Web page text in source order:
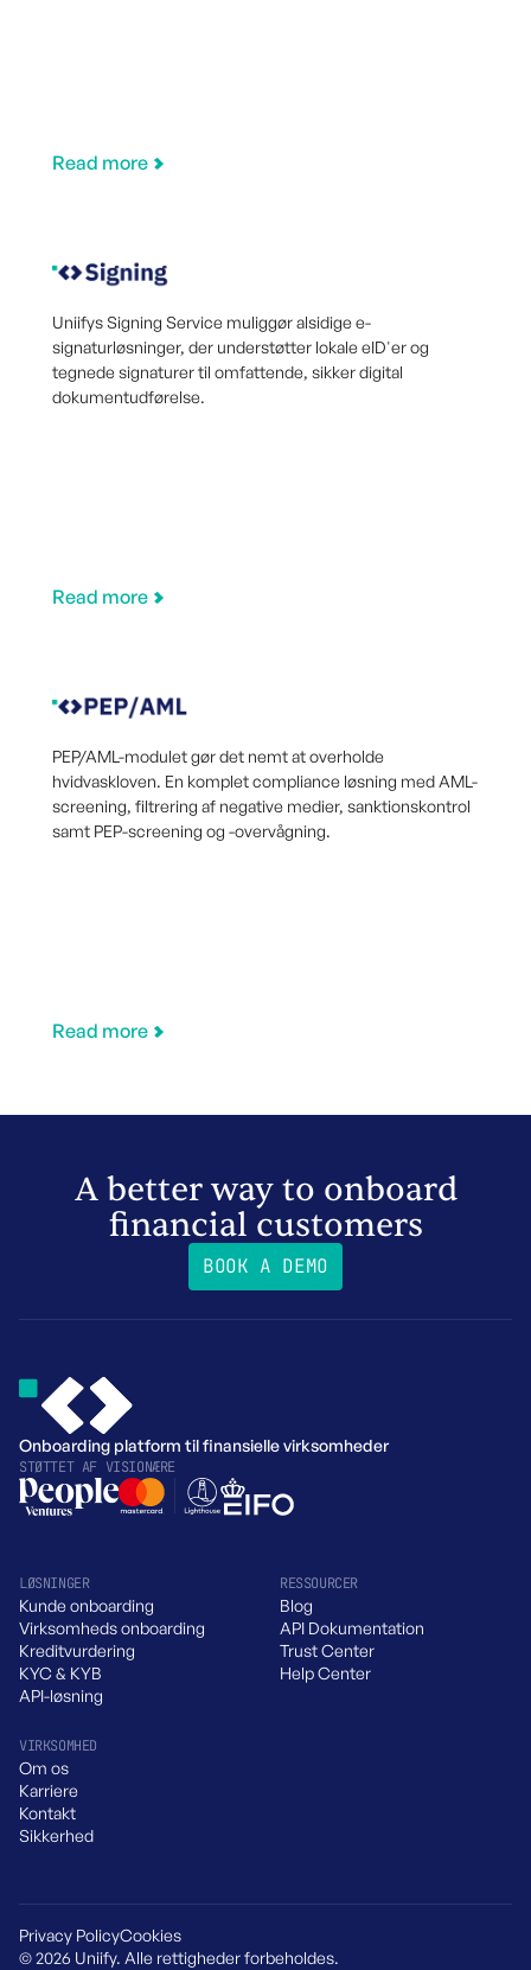
Read more
Uniifys Signing Service muliggør alsidige e-
signaturløsninger, der understøtter lokale eID'er og
tegnede signaturer til omfattende, sikker digital
dokumentudførelse.
Read more
PEP/AML-modulet gør det nemt at overholde
hvidvaskloven. En komplet compliance løsning med AML-
screening, filtrering af negative medier, sanktionskontrol
samt PEP-screening og -overvågning.
Read more
A better way to onboard
financial customers
BOOK A DEMO
Onboarding platform til finansielle virksomheder
STØTTET AF VISIONÆRE
LØSNINGER
Kunde onboarding
Virksomheds onboarding
Kreditvurdering
KYC & KYB
API-løsning
RESSOURCER
Blog
API Dokumentation
Trust Center
Help Center
VIRKSOMHED
Om os
Karriere
Kontakt
Sikkerhed
Privacy PolicyCookies
© 2026 Uniify. Alle rettigheder forbeholdes.